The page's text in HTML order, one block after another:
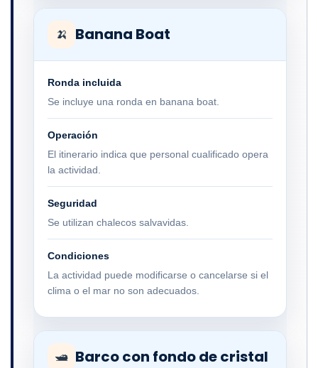
🍌 Banana Boat
Ronda incluida
Se incluye una ronda en banana boat.
Operación
El itinerario indica que personal cualificado opera
la actividad.
Seguridad
Se utilizan chalecos salvavidas.
Condiciones
La actividad puede modificarse o cancelarse si el
clima o el mar no son adecuados.
🛥 Barco con fondo de cristal